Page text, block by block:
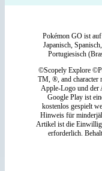
Pokémon GO ist
Japanisch,
Portugiesisch
©Scopely Explore
TM, ®, and character
Apple-Logo und der
Google Play ist
kostenlos gespielt
Hinweis für
Artikel ist die
erforderlich.